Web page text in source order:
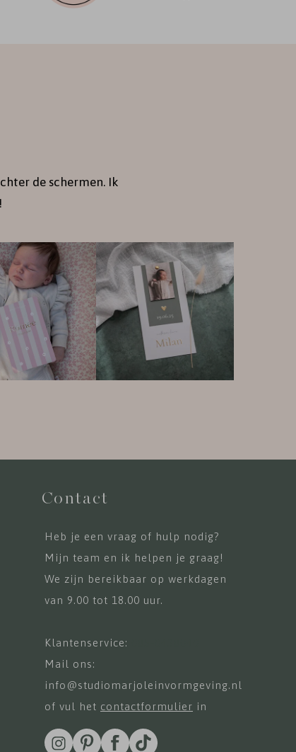
de schermen. Ik
Contact
Heb je een vraag of hulp nodig?
Mijn team en ik helpen je graag!
We zijn bereikbaar op werkdagen
van 9.00 tot 18.00 uur.
Klantenservice:
Mail ons:
info@studiomarjoleinvormgeving.nl
of vul het contactformulier in